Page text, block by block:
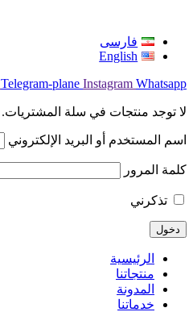
فارسی
English
Telegram-plane Instagram Whatsapp
لا توجد منتجات في سلة المشتريات.
اسم المستخدم أو البريد الإلكتروني
كلمة المرور
تذكرني
الرئيسية
منتجاتنا
المدونة
خدماتنا